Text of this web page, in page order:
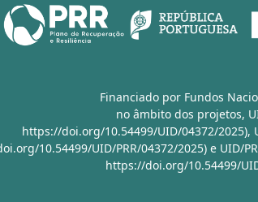
Financiado por Fundos
no âmbito dos projetos,
https://doi.org/10.54499/UID/04372/2025),
10.54499/UID/PRR/04372/2025) e UID/
https://doi.org/10.54499/